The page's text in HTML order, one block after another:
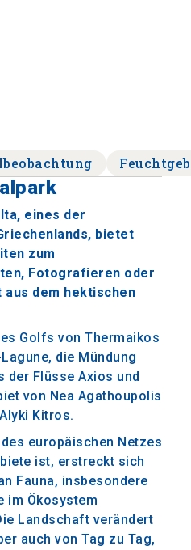
eines der
bietet
zum
Fotografieren oder
dem hektischen
Golfs von Thermaikos
die Mündung
der Flüsse Axios und
von Nea Agathoupolis
Kitros.
europäischen Netzes
ist, erstreckt sich
Fauna, insbesondere
im Ökosystem
Landschaft verändert
auch von Tag zu Tag,